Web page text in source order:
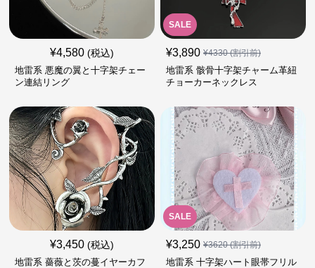
¥4,580 (税込)
地雷系 悪魔の翼と十字架チェー
ン連結リング
SALE
¥3,890 ¥4330(割引前)
地雷系 骸骨十字架チャーム革紐
チョーカーネックレス
¥3,450 (税込)
地雷系 薔薇と茨の蔓イヤーカフ
SALE
¥3,250 ¥3620(割引前)
地雷系 十字架ハート眼帯フリル